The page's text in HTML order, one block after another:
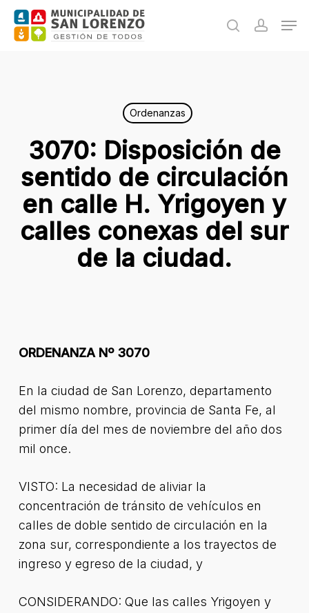
Skip
search
Ordenanzas
3070: Disposición de
sentido de circulación
en calle H. Yrigoyen y
calles conexas del sur
de la ciudad.
ORDENANZA Nº 3070
En la ciudad de San Lorenzo, departamento
del mismo nombre, provincia de Santa Fe, al
primer día del mes de noviembre del año dos
mil once.
VISTO: La necesidad de aliviar la
concentración de tránsito de vehículos en
calles de doble sentido de circulación en la
zona sur, correspondiente a los trayectos de
ingreso y egreso de la ciudad, y
CONSIDERANDO: Que las calles Yrigoyen y